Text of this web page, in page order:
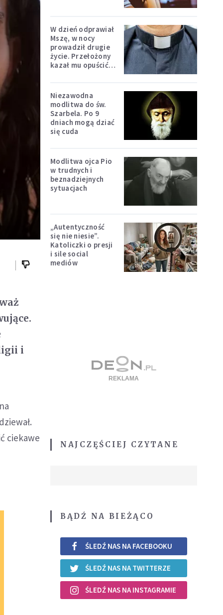
i
ciekawe
W dzień odprawiał
Mszę, w nocy
prowadził drugie
życie. Przełożony
kazał mu opuścić
Niezawodna
modlitwa do św.
Szarbela. Po 9
dniach mogą dziać
się cuda
Modlitwa ojca Pio
w trudnych i
beznadziejnych
sytuacjach
„Autentyczność
się nie niesie”.
Katoliczki o presji
i sile social
mediów
NAJCZĘŚCIEJ CZYTANE
BĄDŹ NA BIEŻĄCO
ŚLEDŹ NAS NA FACEBOOKU
ŚLEDŹ NAS NA TWITTERZE
ŚLEDŹ NAS NA INSTAGRAMIE